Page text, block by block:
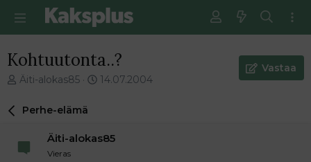
Kohtuutonta..?
V
e
i
Äiti-alokas85
E
m
14.07.2004
Vastaa
Perhe-elämä
Äiti-alokas85
Vieras